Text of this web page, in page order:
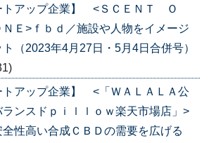
トアップ企業】 <ＳＣＥＮＴ Ｏ
Ｅ>ｆｂｄ／施設や人物をイメージ
（2023年4月27日・5月4日合併号）
トアップ企業】 <「ＷＡＬＡＬＡ公
ンスドｐｉｌｌｏｗ楽天市場店」>
性高い合成ＣＢＤの需要を広げる